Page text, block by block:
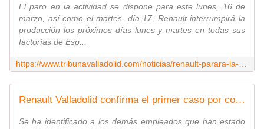
El paro en la actividad se dispone para este lunes, 16 de
marzo, así como el martes, día 17. Renault interrumpirá la
producción los próximos días lunes y martes en todas sus
factorías de Esp...
https://www.tribunavalladolid.com/noticias/renault-parara-la-produccion-en-sus-factorias-de-valladolid-lunes-y-martes-por-falta-de-suministros/1584119339
Renault Valladolid confirma el primer caso por coronavirus en la factoría de Motores
Se ha identificado a los demás empleados que han estado